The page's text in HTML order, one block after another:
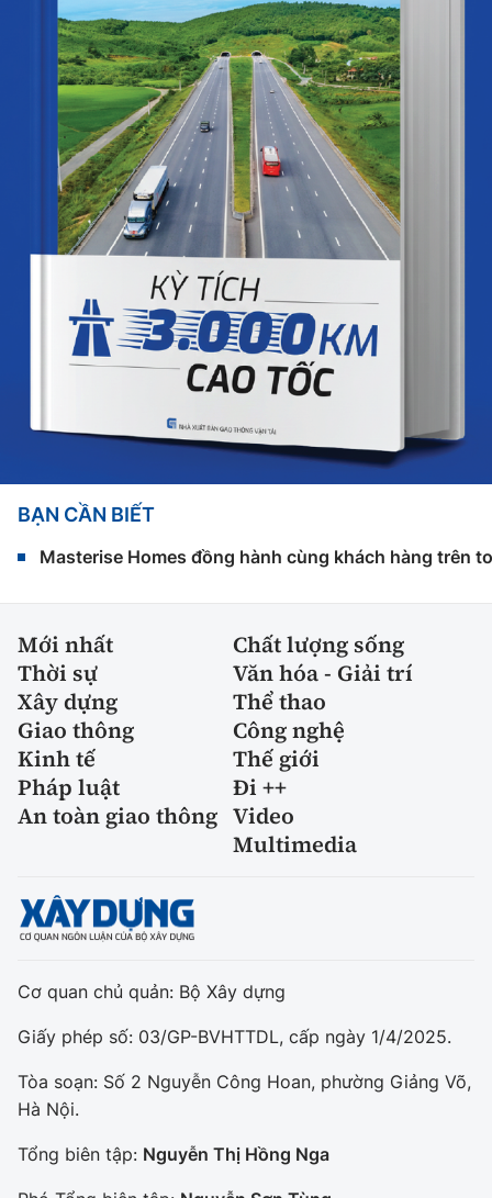
BẠN CẦN BIẾT
Masterise Homes đồng hành cùng khách hàng trên
Mới nhất
Chất lượng sống
Thời sự
Văn hóa - Giải trí
Xây dựng
Thể thao
Giao thông
Công nghệ
Kinh tế
Thế giới
Pháp luật
Đi ++
An toàn giao thông Video
Multimedia
Cơ quan chủ quản: Bộ Xây dựng
Giấy phép số: 03/GP-BVHTTDL, cấp ngày 1/4/2025.
Tòa soạn: Số 2 Nguyễn Công Hoan, phường Giảng Võ,
Hà Nội.
Tổng biên tập: Nguyễn Thị Hồng Nga